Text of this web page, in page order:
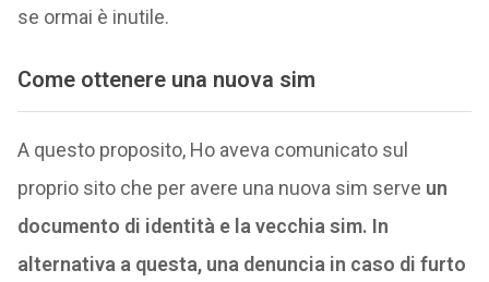
se ormai è inutile.
Come ottenere una nuova sim
A questo proposito, Ho aveva comunicato sul
proprio sito che per avere una nuova sim serve un
documento di identità e la vecchia sim. In
alternativa a questa, una denuncia in caso di furto